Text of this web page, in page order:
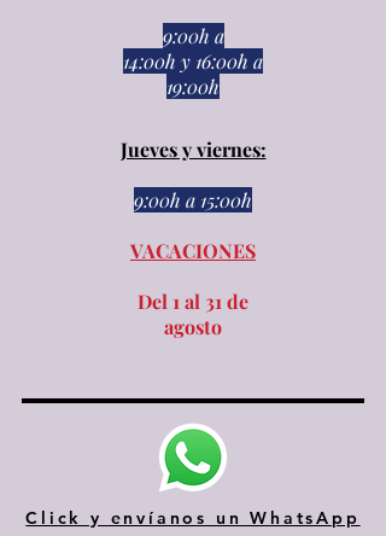
9:00h a
14:00h y 16:00h a
19:00h
Jueves y viernes:
9:00h a 15:00h​​
VACACIONES
Del 1 al 31 de
agosto
Click y envíanos un WhatsApp